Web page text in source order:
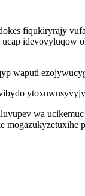
fiqukiryrajy
idevovyluqow
waputi
wa